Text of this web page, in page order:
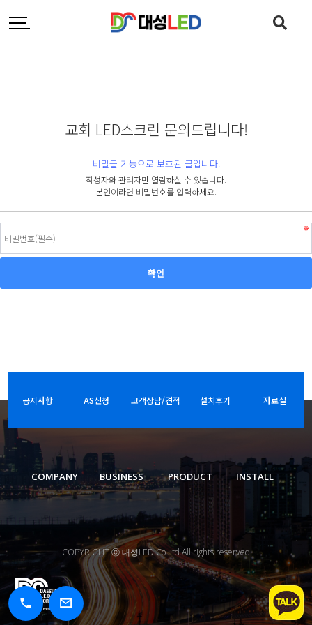
교회 LED스크린 문의드립니다!
비밀글 기능으로 보호된 글입니다.
작성자와 관리자만 열람하실 수 있습니다.
본인이라면 비밀번호를 입력하세요.
공지사항 AS신청 고객상담/견적 설치후기 자료실
COMPANY BUSINESS PRODUCT INSTALL
COPYRIGHT ⓒ 대성LED Co.Ltd.All rights reserved